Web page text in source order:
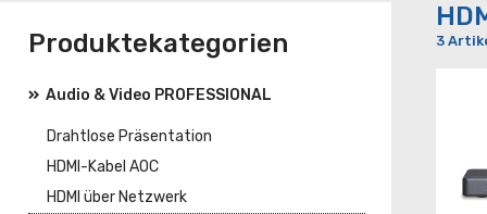
Produktekategorien
Audio & Video PROFESSIONAL
Drahtlose Präsentation
HDMI-Kabel AOC
HDMI über Netzwerk
3